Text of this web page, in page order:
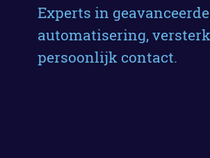
Experts in geavanceerde
automatisering,
persoonlijk contact.